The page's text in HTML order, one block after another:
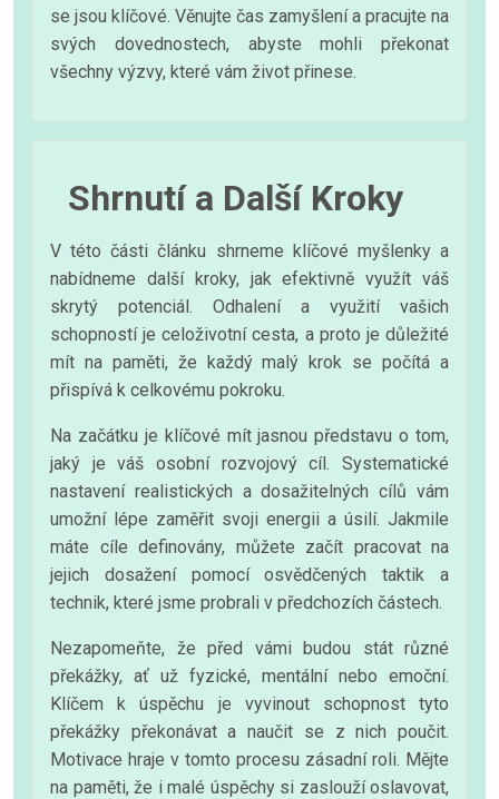
se jsou klíčové. Věnujte čas zamyšlení a pracujte na
svých dovednostech, abyste mohli překonat
všechny výzvy, které vám život přinese.
Shrnutí a Další Kroky
V této části článku shrneme klíčové myšlenky a
nabídneme další kroky, jak efektivně využít váš
skrytý potenciál. Odhalení a využití vašich
schopností je celoživotní cesta, a proto je důležité
mít na paměti, že každý malý krok se počítá a
přispívá k celkovému pokroku.
Na začátku je klíčové mít jasnou představu o tom,
jaký je váš osobní rozvojový cíl. Systematické
nastavení realistických a dosažitelných cílů vám
umožní lépe zaměřit svoji energii a úsilí. Jakmile
máte cíle definovány, můžete začít pracovat na
jejich dosažení pomocí osvědčených taktik a
technik, které jsme probrali v předchozích částech.
Nezapomeňte, že před vámi budou stát různé
překážky, ať už fyzické, mentální nebo emoční.
Klíčem k úspěchu je vyvinout schopnost tyto
překážky překonávat a naučit se z nich poučit.
Motivace hraje v tomto procesu zásadní roli. Mějte
na paměti, že i malé úspěchy si zaslouží oslavovat,